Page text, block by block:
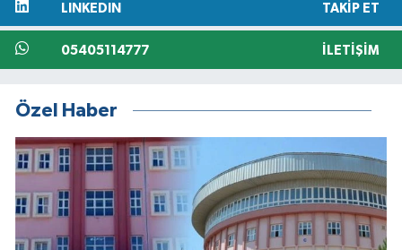
LINKEDIN TAKIP ET
05405114777 İLETIŞIM
Özel Haber